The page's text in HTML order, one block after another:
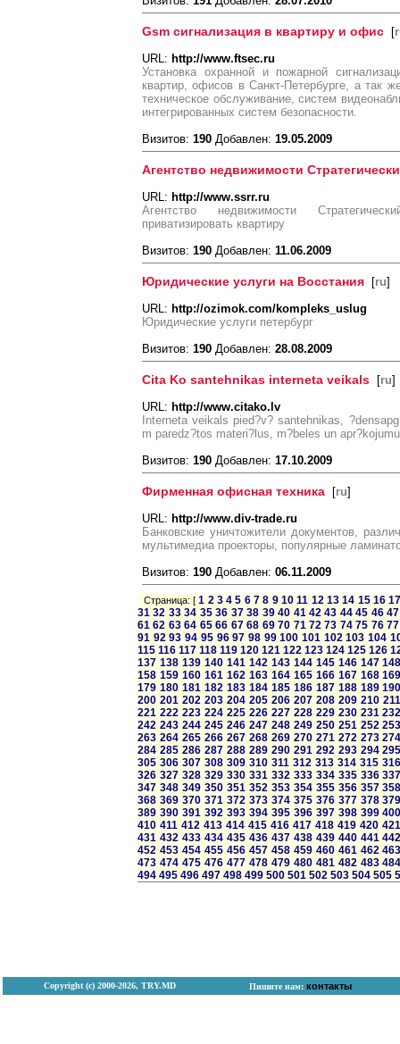
Gsm сигнализация в квартиру и офис [
URL: http://www.ftsec.ru
Установка охранной и пожарной
квартир, офисов в Санкт-Петербурге, а так
техническое обслуживание, систем
интегрированных систем безопасности.
Визитов: 190 Добавлен: 19.05.2009
Агентство недвижимости
URL: http://www.ssrr.ru
Агентство недвижимости
приватизировать квартиру
Визитов: 190 Добавлен: 11.06.2009
Юридические услуги на Восстания [ru]
URL: http://ozimok.com/kompleks_uslug
Юридические услуги петербург
Визитов: 190 Добавлен: 28.08.2009
Cita Ko santehnikas interneta veikals [ru]
URL: http://www.citako.lv
Interneta veikals pied?v? santehnikas,
m paredz?tos materi?lus, m?beles un
Визитов: 190 Добавлен: 17.10.2009
Фирменная офисная техника [ru]
URL: http://www.div-trade.ru
Банковские уничтожители документов,
мультимедиа проекторы, популярные
Визитов: 190 Добавлен: 06.11.2009
Страница: [1 2 3 4 5 6 7 8 9 10 11 12 13 14 15 16
31 32 33 34 35 36 37 38 39 40 41 42 43 44 45 46 47
61 62 63 64 65 66 67 68 69 70 71 72 73 74 75 76 77
91 92 93 94 95 96 97 98 99 100 101 102 103 104
115 116 117 118 119 120 121 122 123 124 125 126
137 138 139 140 141 142 143 144 145 146 147
158 159 160 161 162 163 164 165 166 167 168
179 180 181 182 183 184 185 186 187 188 189
200 201 202 203 204 205 206 207 208 209 210 211
221 222 223 224 225 226 227 228 229 230 231
242 243 244 245 246 247 248 249 250 251 252
263 264 265 266 267 268 269 270 271 272 273
284 285 286 287 288 289 290 291 292 293 294
305 306 307 308 309 310 311 312 313 314 315 316
326 327 328 329 330 331 332 333 334 335 336
347 348 349 350 351 352 353 354 355 356 357
368 369 370 371 372 373 374 375 376 377 378
389 390 391 392 393 394 395 396 397 398 399
410 411 412 413 414 415 416 417 418 419 420 421
431 432 433 434 435 436 437 438 439 440 441
452 453 454 455 456 457 458 459 460 461 462
473 474 475 476 477 478 479 480 481 482 483
494 495 496 497 498 499 500 501 502 503 504 505
Copyright (с) 2000-2026, TRY.MD Пишите нам: контакты